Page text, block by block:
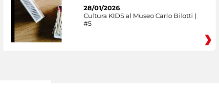
28/01/2026
Cultura KIDS al Museo Carlo Bilotti |
#5